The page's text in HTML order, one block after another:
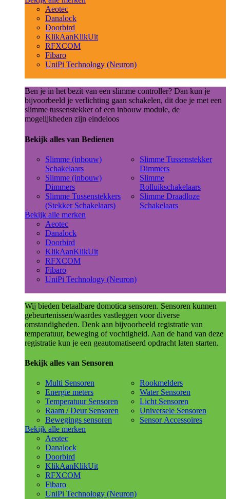
Aeotec
Danalock
Doorbird
KlikAanKlikUit
RFXCOM
Fibaro
UniPi Technology (Neuron)
Ben je in het bezit van een slimme controller? Dan kun je
bijvoorbeeld je verlichting gaan schakelen, dit doe je met een
slimme tussenstekker of een inbouw module, de
mogelijkheden zijn eindeloos
Bekijk alles van Bedienen
Slimme (inbouw)
Schakelaars
Slimme (inbouw)
Dimmers
Slimme Tussenstekkers
(Stekker Schakelaars)
Slimme Tussenstekker
Dimmers
Slimme
Rolluikschakelaars
Slimme Draadloze
Schakelaars
Bekijk alle merken
Aeotec
Danalock
Doorbird
KlikAanKlikUit
RFXCOM
Fibaro
UniPi Technology (Neuron)
Wij bieden betaalbare domotica sensoren. Sensoren kunnen
gebeurtenissen/waardes vastleggen voor diverse
omstandigheden. Denk aan bijvoorbeeld registratie van
temperatuur, beweging of vochtigheid. Aan de hand van deze
registratie kun je een geautomatiseerd opdracht laten starten.
Bekijk alles van Sensoren
Multi Sensoren
Energie meters
Temperatuur Sensoren
Raam / Deur Sensoren
Bewegings sensoren
Rookmelders
Water Sensoren
Licht Sensoren
Universele Sensoren
Sensor Accessoires
Bekijk alle merken
Aeotec
Danalock
Doorbird
KlikAanKlikUit
RFXCOM
Fibaro
UniPi Technology (Neuron)